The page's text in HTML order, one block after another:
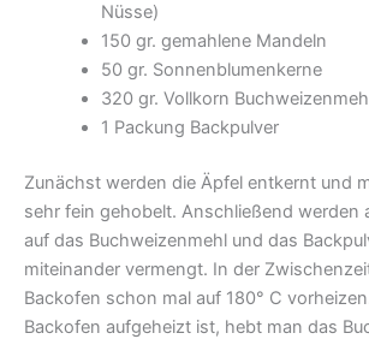
Nüsse)
150 gr. gemahlene Mandeln
50 gr. Sonnenblumenkerne
320 gr. Vollkorn
1 Packung Backpulver
Zunächst werden die Äpfel entkernt und
sehr fein gehobelt. Anschließend werden
auf das Buchweizenmehl und das
miteinander vermengt. In der
Backofen schon mal auf 180° C
Backofen aufgeheizt ist, hebt man das